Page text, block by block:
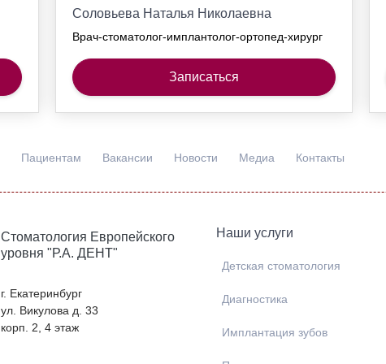
Соловьева Наталья Николаевна
Врач-стоматолог-имплантолог-ортопед-хирург
Записаться
Пациентам Вакансии Новости Медиа Контакты
Стоматология Европейского
уровня "Р.А. ДЕНТ"
г. Екатеринбург
ул. Викулова д. 33
корп. 2, 4 этаж
Наши услуги
Детская стоматология
Диагностика
Имплантация зубов